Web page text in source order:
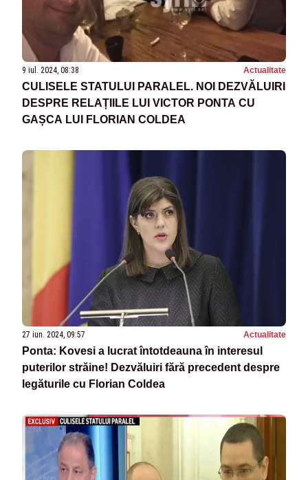
9 iul. 2024, 08:38 Actualitate
CULISELE STATULUI PARALEL. NOI DEZVĂLUIRI
DESPRE RELAȚIILE LUI VICTOR PONTA CU
GAȘCA LUI FLORIAN COLDEA
27 iun. 2024, 09:57 Actualitate
Ponta: Kovesi a lucrat întotdeauna în interesul
puterilor străine! Dezvăluiri fără precedent despre
legăturile cu Florian Coldea